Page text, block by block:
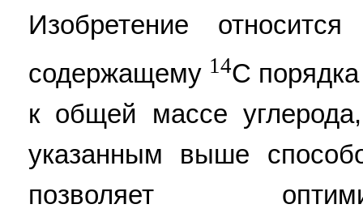
Изобретение
содержащему 14C
к общей массе
указанным выше
позволяет